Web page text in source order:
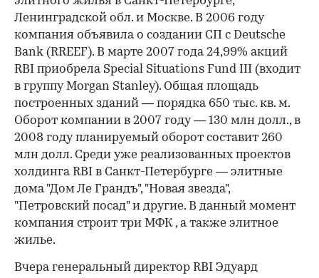
Ленинградской обл. и Москве. В 2006 году
компания объявила о создании СП с Deutsche
Bank (RREEF). В марте 2007 года 24,99% акций
RBI приобрела Special Situations Fund III (входит
в группу Morgan Stanley). Общая площадь
построенных зданий — порядка 650 тыс. кв. м.
Оборот компании в 2007 году — 130 млн долл., в
2008 году планируемый оборот составит 260
млн долл. Среди уже реализованных проектов
холдинга RBI в Санкт-Петербурге — элитные
дома "Дом Ле Грандъ", "Новая звезда",
"Петровский посад" и другие. В данный момент
компания строит три МФК , а также элитное
жилье.
Вчера генеральный директор RBI Эдуард